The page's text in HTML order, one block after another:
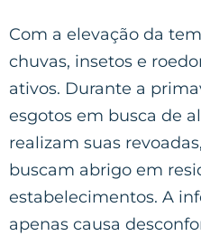
Com a elevação da
chuvas, insetos e
ativos. Durante a
esgotos em busca de
realizam suas
buscam abrigo em
estabelecimentos. A
apenas causa